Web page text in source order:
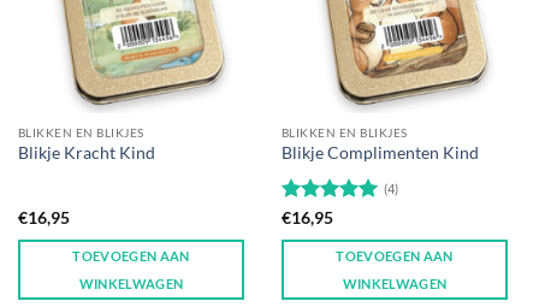
BLIKKEN EN BLIKJES
Blikje Kracht Kind
€16,95
TOEVOEGEN AAN
WINKELWAGEN
BLIKKEN EN BLIKJES
Blikje Complimenten Kind
Gewaardeerd
5uit 5
(4)
€16,95
TOEVOEGEN AAN
WINKELWAGEN